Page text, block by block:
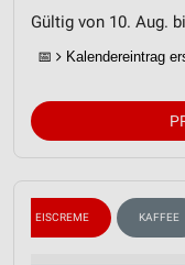
Gültig von 10. Aug.
📅 Kalendereintrag
EISCREME KAFFEE